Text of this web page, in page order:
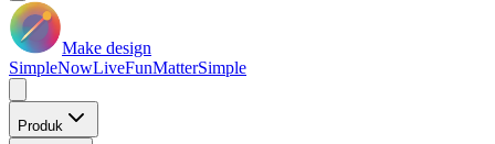
Make design
SimpleNowLiveFunMatterSimple
Produk